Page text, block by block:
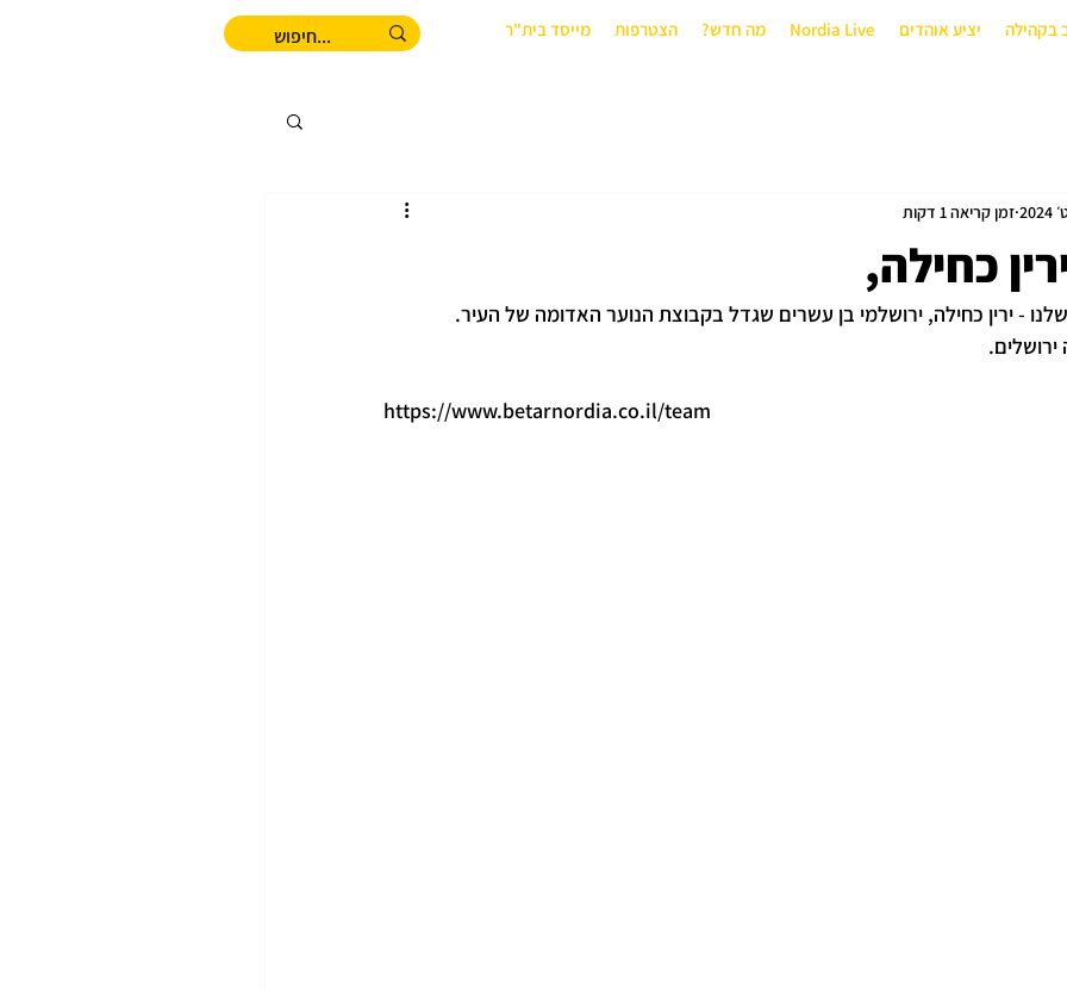
בקהילה יציע אוהדים Nordia Live מה חדש? הצטרפות מייסד בית"ר
כחילה,
זמן קריאה 1 דקות
- ירין כחילה, ירושלמי בן עשרים שגדל בקבוצת הנוער האדומה של העיר.
https://www.betarnordia.co.il/team